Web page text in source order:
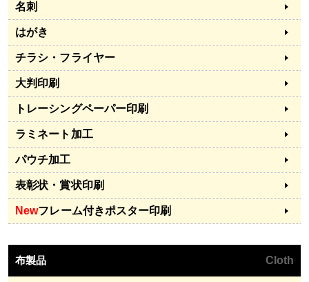
名刺
はがき
チラシ・フライヤー
大判印刷
トレーシングペーパー印刷
ラミネート加工
パウチ加工
表彰状・賞状印刷
Newフレーム付きポスター印刷
布製品 Cloth